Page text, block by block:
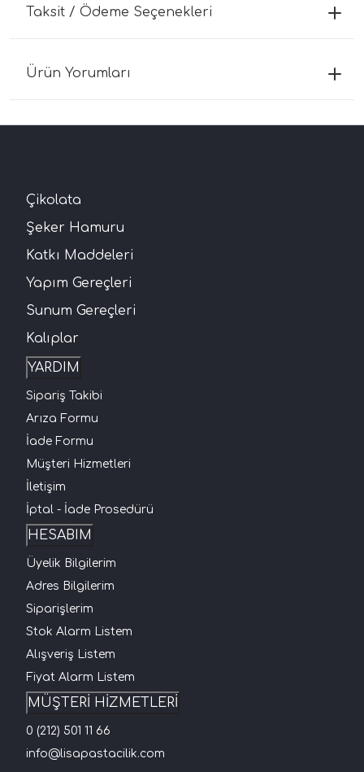
Taksit / Ödeme Seçenekleri
Ürün Yorumları
Çikolata
Şeker Hamuru
Katkı Maddeleri
Yapım Gereçleri
Sunum Gereçleri
Kalıplar
YARDIM
Sipariş Takibi
Arıza Formu
İade Formu
Müşteri Hizmetleri
İletişim
İptal - İade Prosedürü
HESABIM
Üyelik Bilgilerim
Adres Bilgilerim
Siparişlerim
Stok Alarm Listem
Alışveriş Listem
Fiyat Alarm Listem
MÜŞTERİ HİZMETLERİ
0 (212) 501 11 66
info@lisapastacilik.com